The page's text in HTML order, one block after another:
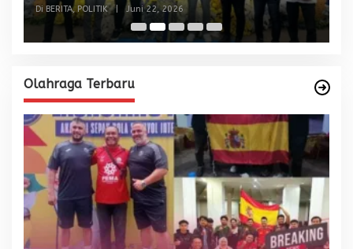
dan Malaysia
Di BERITA, POLITIK Juni 22, 2026
Olahraga Terbaru